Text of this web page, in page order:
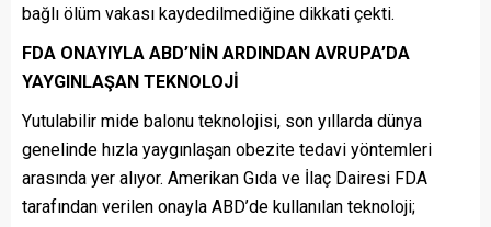
bağlı ölüm vakası kaydedilmediğine dikkati çekti.
FDA ONAYIYLA ABD’NİN ARDINDAN AVRUPA’DA
YAYGINLAŞAN TEKNOLOJİ
Yutulabilir mide balonu teknolojisi, son yıllarda dünya
genelinde hızla yaygınlaşan obezite tedavi yöntemleri
arasında yer alıyor. Amerikan Gıda ve İlaç Dairesi FDA
tarafından verilen onayla ABD’de kullanılan teknoloji;